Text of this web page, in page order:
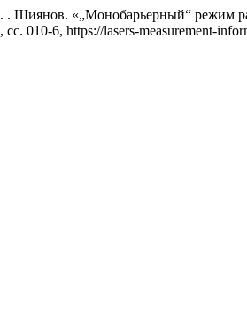
Шиянов. «„Монобарьерный“ режим
сс. 010-6, https://lasers-measurement-